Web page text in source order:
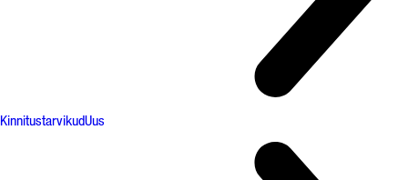
KinnitustarvikudUus